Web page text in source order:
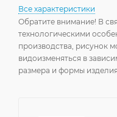
Все характеристики
Обратите внимание! В
технологическими
производства, рисунок
видоизменяться в
размера и формы